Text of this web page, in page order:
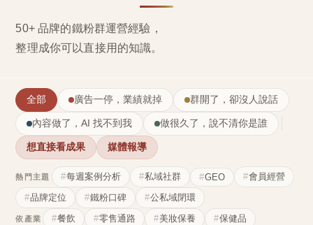
50+ 品牌的鐵粉群運營經驗，
整理成你可以直接用的知識。
全部 廣告一停，業績就掉 群開了，卻沒人說話
內容做了，AI 找不到我 做很久了，說不清你是誰
想直接看成果 媒體報導
熱門主題 每週案例分析 私域社群 GEO
會員經營
品牌定位
鐵粉口碑 公私域閉環
依產業 餐飲 零售通路 美妝保養
保健品